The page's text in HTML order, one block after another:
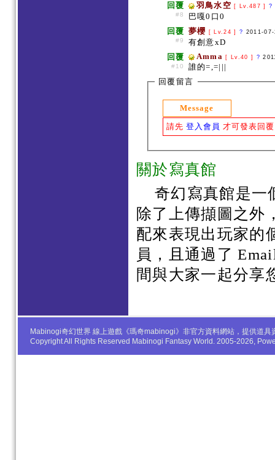
回覆
#8
羽鳥水空 [ Lv.487 ] ?
巴嘎0口0
回覆
#9
夢櫻 [ Lv.24 ] ? 2011-
有創意xD
回覆
#10
Amma [ Lv.40 ] ?
誰的=,=|||
回覆留言
Message
請先 登入會員 才可發表回
關於寫真館
奇幻寫真館是一
除了上傳擷圖之外
配來表現出玩家的
員，且通過了
間與大家一起分享
Mabinogi奇幻世界 線上遊戲《瑪奇mabinogi》非官方資料網站，提供道
Copyright All Rights Reserved Mabinogi Fantasy World. 2005-2026,